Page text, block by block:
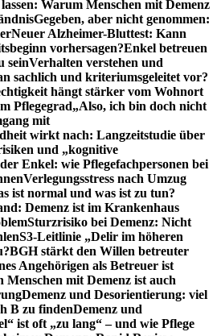
Warum Menschen mit Demenz
Gegeben, aber nicht genommen:
Neuer Alzheimer-Bluttest: Kann
vorhersagen?Enkel betreuen
seinVerhalten verstehen und
sachlich und kriteriumsgeleitet vor?
hängt stärker vom Wohnort
Pflegegrad„Also, ich bin doch nicht
mit
wirkt nach: Langzeitstudie über
und „kognitive
Enkel: wie Pflegefachpersonen bei
Verlegungsstress nach Umzug
ist normal und was ist zu tun?
Demenz ist im Krankenhaus
Sturzrisiko bei Demenz: Nicht
S3-Leitlinie „Delir im höheren
BGH stärkt den Willen betreuter
Angehörigen als Betreuer ist
Menschen mit Demenz ist auch
Demenz und Desorientierung: viel
B zu findenDemenz und
ist oft „zu lang“ – und wie Pflege